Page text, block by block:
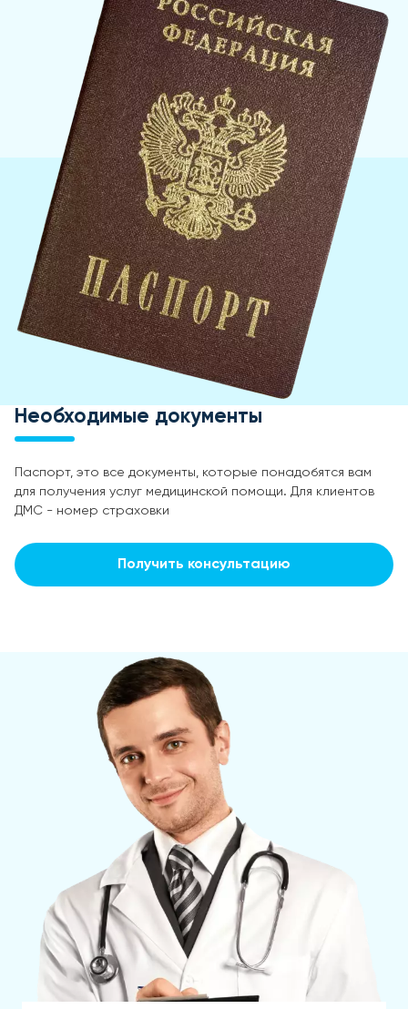
Необходимые документы
Паспорт, это все документы, которые понадобятся вам
для получения услуг медицинской помощи. Для клиентов
ДМС - номер страховки
Получить консультацию